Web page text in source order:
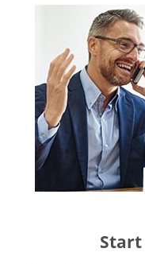
Start